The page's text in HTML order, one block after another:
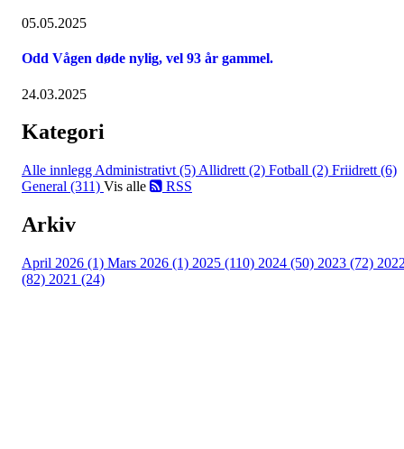
05.05.2025
Odd Vågen døde nylig, vel 93 år gammel.
24.03.2025
Kategori
Alle innlegg Administrativt (5) Allidrett (2) Fotball (2) Friidrett (6)
General (311) Vis alle RSS
Arkiv
April 2026 (1) Mars 2026 (1) 2025 (110) 2024 (50) 2023 (72)
(82) 2021 (24)